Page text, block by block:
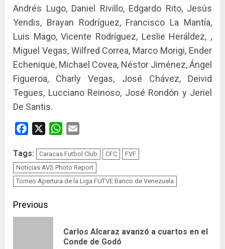
Andrés Lugo, Daniel Rivillo, Edgardo Rito, Jesús
Yendis, Brayan Rodríguez, Francisco La Mantía,
Luis Mago, Vicente Rodríguez, Leslie Heráldez, ,
Miguel Vegas, Wilfred Correa, Marco Morigi, Ender
Echenique, Michael Covea, Néstor Jiménez, Ángel
Figueroa, Charly Vegas, José Chávez, Deivid
Tegues, Lucciano Reinoso, José Rondón y Jeriel
De Santis.
Facebook WhatsApp
Tags: Caracas Futbol Club CFC
FVF
Noticias AVS Photo Report
Torneo Apertura de la Liga FUTVE Banco de Venezuela
Continue
Reading
Previous
Carlos Alcaraz avanzó a cuartos en el
Conde de Godó